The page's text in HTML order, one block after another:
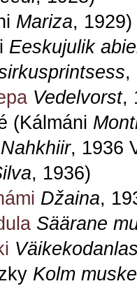
Mariza, 1929)
Eeskujulik
,
Vedelvorst,
(Kálmáni
Nahkhiir, 1936
, 1936)
Džaina,
Säärane
Kolm